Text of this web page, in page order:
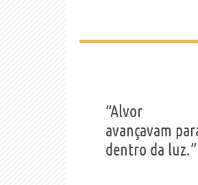
“Alvor
avançavam
dentro da luz.”